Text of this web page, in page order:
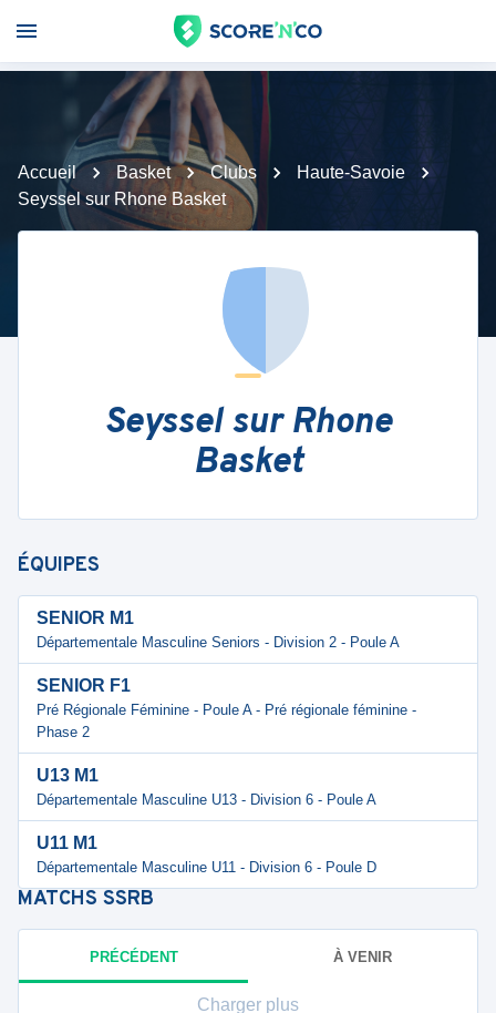
Accueil Basket Clubs
Haute-Savoie
Seyssel sur Rhone Basket
Seyssel sur Rhone
Basket
ÉQUIPES
SENIOR M1
Départementale Masculine Seniors - Division 2 - Poule A
SENIOR F1
Pré Régionale Féminine - Poule A - Pré régionale féminine -
Phase 2
U13 M1
Départementale Masculine U13 - Division 6 - Poule A
U11 M1
Départementale Masculine U11 - Division 6 - Poule D
MATCHS SSRB
PRÉCÉDENT À VENIR
Charger plus